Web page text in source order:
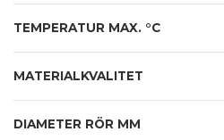
TEMPERATUR MAX. °C
MATERIALKVALITET
DIAMETER RÖR MM